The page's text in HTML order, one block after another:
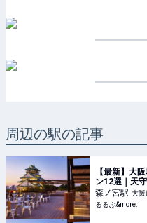
周辺の駅の記事
【最新】大
ン12選｜天
グの人気店、
で！｜るる
森ノ宮駅 大阪
るるぶ&more.